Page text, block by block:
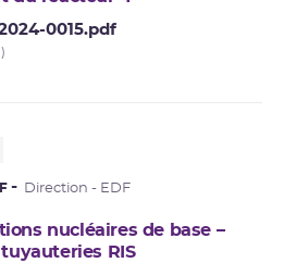
0015.pdf
Direction - EDF
nucléaires de base –
RIS